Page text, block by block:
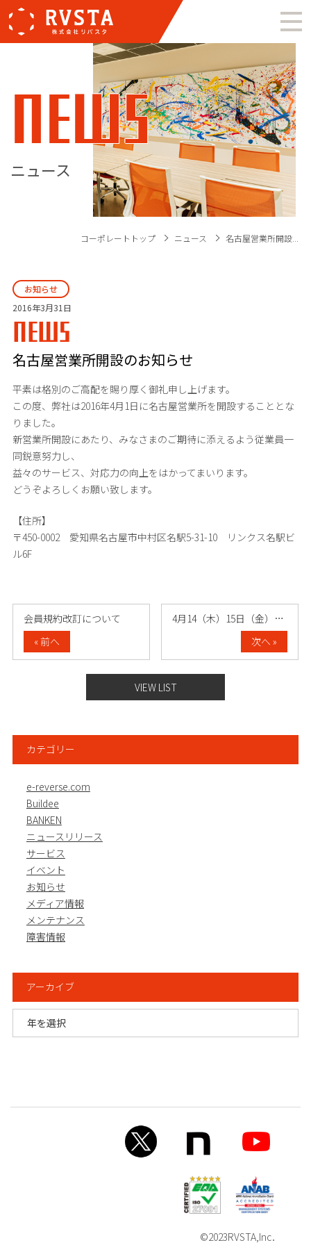
NEWS
ニュース
コーポレートトップ ニュース 名古屋営業所開設...
お知らせ
2016年3月31日
NEWS
名古屋営業所開設のお知らせ
平素は格別のご高配を賜り厚く御礼申し上げます。
この度、弊社は2016年4月1日に名古屋営業所を開設することとな
りました。
新営業所開設にあたり、みなさまのご期待に添えるよう従業員一
同鋭意努力し、
益々のサービス、対応力の向上をはかってまいります。
どうぞよろしくお願い致します。
【住所】
〒450-0002 愛知県名古屋市中村区名駅5-31-10 リンクス名駅ビ
ル6F
会員規約改訂について
« 前へ
4月14（木）15日（金）「入会事務セン……
次へ »
VIEW LIST
カテゴリー
e-reverse.com
Buildee
BANKEN
ニュースリリース
サービス
イベント
お知らせ
メディア情報
メンテナンス
障害情報
アーカイブ
©2023RVSTA,Inc．